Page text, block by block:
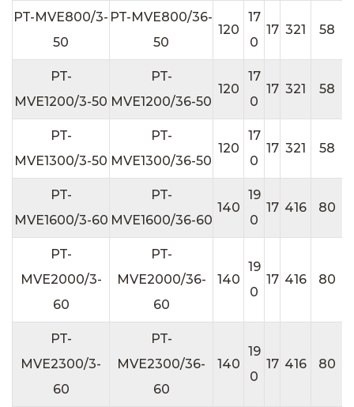
PT-MVE800/3-
50
PT-MVE800/36-
50
120
17
0
17 321 58
PT-
MVE1200/3-50
PT-
MVE1200/36-50
120
17
0
17 321 58
PT-
MVE1300/3-50
PT-
MVE1300/36-50
120
17
0
17 321 58
PT-
MVE1600/3-60
PT-
MVE1600/36-60
140
19
0
17 416 80
PT-
MVE2000/3-
60
PT-
MVE2000/36-
60
140
19
0
17 416 80
PT-
MVE2300/3-
60
PT-
MVE2300/36-
60
140
19
0
17 416 80